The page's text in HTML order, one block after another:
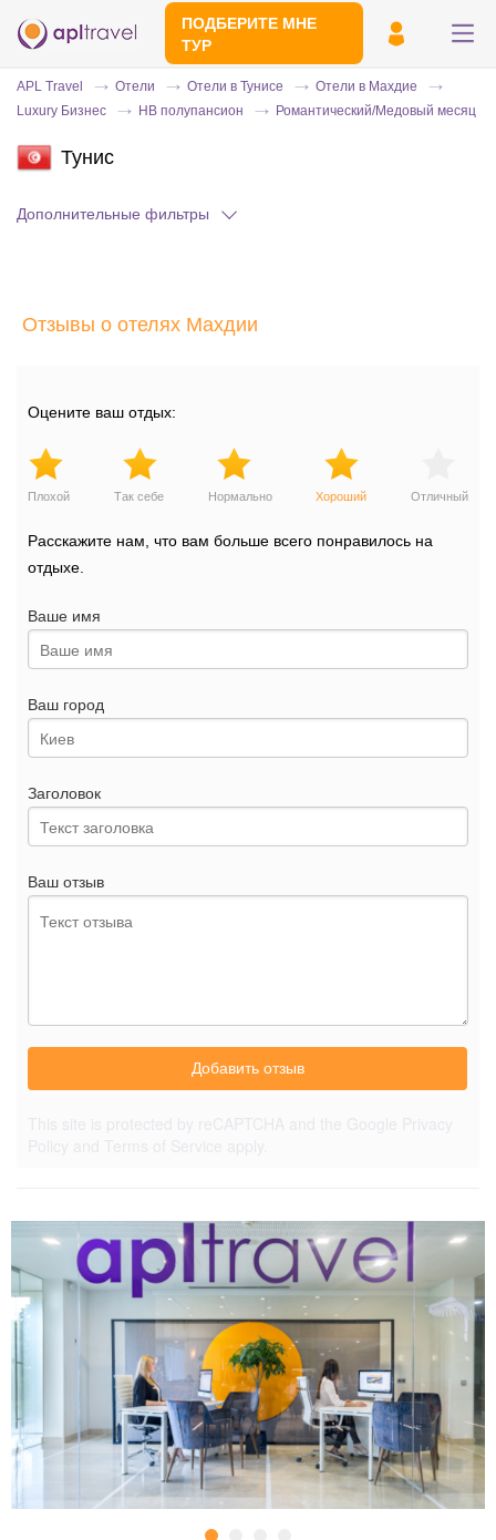
ПОДБЕРИТЕ МНЕ
ТУР
Эксперт свяжется с вами и сделает
APL Travel Отели Отели в Тунисе
Отели в Махдие
Luxury Бизнес
HB полупансион Романтический/Медовый месяц
Тунис
Дополнительные фильтры
Отзывы о отелях Махдии
Оцените ваш отдых:
Плохой Так себе Нормально Хороший Отличный
Расскажите нам, что вам больше всего понравилось на
отдыхе.
Ваше имя
Ваш город
Заголовок
Ваш отзыв
Добавить отзыв